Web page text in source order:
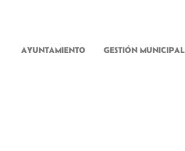
AYUNTAMIENTO GESTIÓN MUNICIPAL